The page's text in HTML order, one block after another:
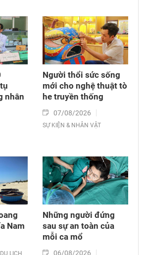
nhân
Người thổi sức sống
mới cho nghệ thuật tò
he truyền thống
07/08/2026
SỰ KIỆN & NHÂN VẬT
Nam
DU LỊCH
Những người đứng
sau sự an toàn của
mỗi ca mổ
06/08/2026